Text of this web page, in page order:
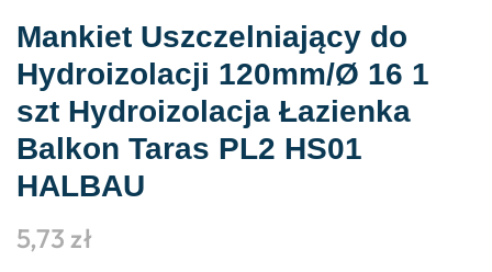
Mankiet Uszczelniający do
Hydroizolacji 120mm/Ø 16 1
szt Hydroizolacja Łazienka
Balkon Taras PL2 HS01
HALBAU
5,73 zł